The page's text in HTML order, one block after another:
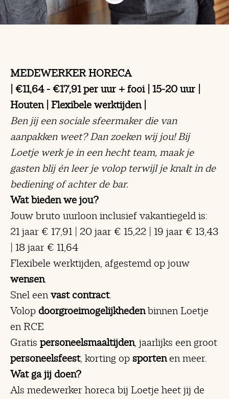
MEDEWERKER HORECA
| €11,64 - €17,91 per uur + fooi | 15-20 uur |
Houten | Flexibele werktijden |
Ben jij een sociale sfeermaker die van
aanpakken weet? Dan zoeken wij jou! Bij
Loetje werk je in een hecht team, maak je
gasten blij én leer je volop terwijl je knalt in de
bediening of achter de bar.
Wat bieden we jou?
Jouw bruto uurloon inclusief vakantiegeld is:
21 jaar € 17,91 | 20 jaar € 15,22 | 19 jaar € 13,43
| 18 jaar € 11,64
Flexibele werktijden, afgestemd op jouw
wensen.
Snel eenvast contract.
Volop doorgroeimogelijkhedenbinnen Loetje
en RCE
Gratis personeelsmaaltijden, jaarlijks een groot
personeelsfeest, korting op sportenen meer.
Wat ga jij doen?
Als medewerker horeca bij Loetje heet jij de